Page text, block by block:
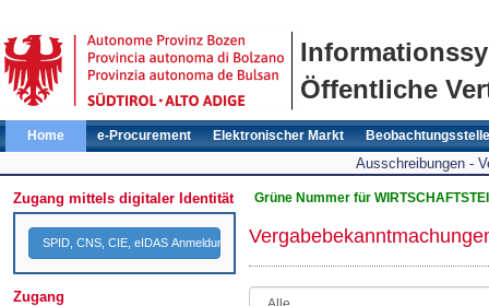
Öffentliche
Home e-Procurement Elektronischer Markt Beobachtungsstelle
Ausschreibungen -
Zugang mittels digitaler Identität
SPID, CNS, CIE, eIDAS Anmeldung
Zugang
Grüne Nummer für